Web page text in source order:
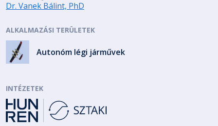
Dr. Vanek Bálint, PhD
ALKALMAZÁSI TERÜLETEK
Autonóm légi járművek
INTÉZETEK